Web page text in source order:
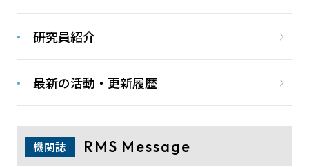
研究員紹介
最新の活動・更新履歴
機関誌 RMS Message